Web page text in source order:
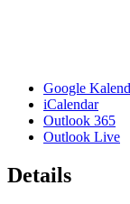
Google
iCalendar
Outlook 365
Outlook Live
Details